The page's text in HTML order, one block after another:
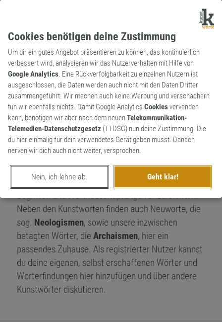
Cookies benötigen deine Zustimmung
Um dir ein gutes Angebot präsentieren zu können, das kontinuierlich
verbessert wird, analysieren wir das Nutzerverhalten mit Hilfe von
Google Analytics. Eine Rückverfolgbarkeit zu einzelnen Nutzern ist
ausgeschlossen, die Daten werden auch nicht mit den Daten Dritter
zusammengeführt. Wir machen auch keine Werbung und verschachern
tun wir ebenfalls nichts. Damit Google Analytics Cookiesvervenden
kann, benötigen wir aber nach dem neuenTelekommunikation-
Telemedien-Datenschutzgesetz (TTDSG) nun deine Zustimmung. Die
du hier einmalig für dein verwendetes Gerät geben musst. Danach
nerven wir dich auch nicht weiter, versprochen.
Nein, ich lehne ab. Geht klar!
Kunstworte – dein
Wörterbuch für
Wortkreationen
Willkommen zur Wortkunst. Sei der Wortkünstler
und veröffentliche aufKunstwortedeine kreativen
und einfallsreichenKunstwörterund
Wortkreationen, um so unsere Sprache mit neuen
Begriffen undWortneuschöpfungenanzureichern.
Neben den Kunstworten finden auch Neuworte, die
sog. Neologismen, sowie unsere inzwischen
betagten Wörter, die Archaismen, hier ein
passendes Zuhause. Als registrierter Nutzer kannst
du deine eigenen, selbst erschaffenen Wörter und
Worterfindungen hier hinzufügen und über andere
Kunstwörter diskutieren.